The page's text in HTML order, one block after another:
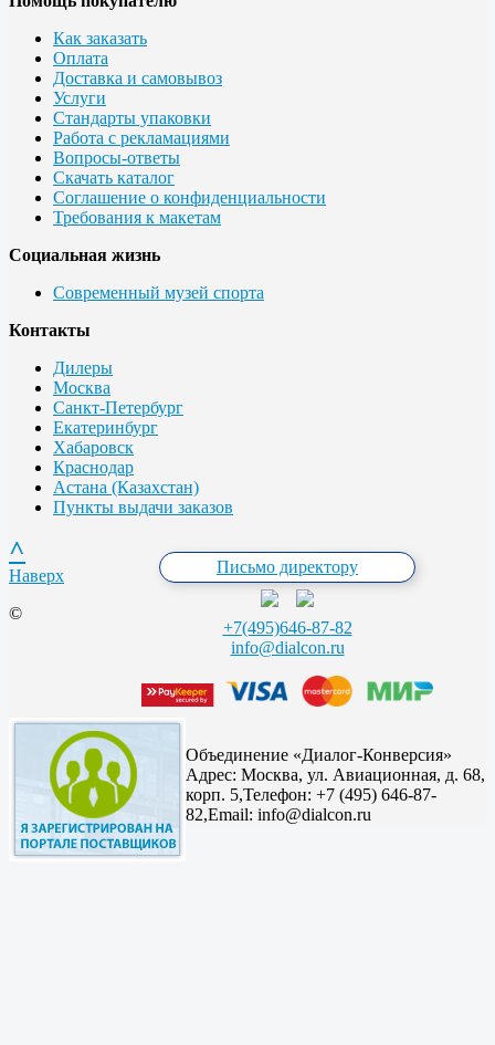
Как заказать
Оплата
Доставка и самовывоз
Услуги
Стандарты упаковки
Работа с рекламациями
Вопросы-ответы
Скачать каталог
Соглашение о конфиденциальности
Требования к макетам
Социальная жизнь
Современный музей спорта
Контакты
Дилеры
Москва
Санкт-Петербург
Екатеринбург
Хабаровск
Краснодар
Астана (Казахстан)
Пункты выдачи заказов
Письмо директору
+7(495)646-87-82
info@dialcon.ru
^
Наверх
©
Объединение «Диалог-Конверсия»
Адрес: Москва, ул. Авиационная, д. 68,
корп. 5,Телефон: +7 (495) 646-87-
82,Email: info@dialcon.ru